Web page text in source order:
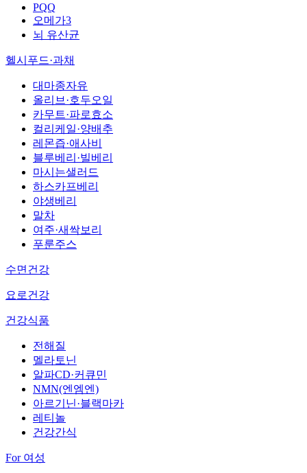
PQQ
오메가3
뇌 유산균
헬시푸드·과채
대마종자유
올리브·호두오일
카무트·파로효소
컬리케일·양배추
레몬즙·애사비
블루베리·빌베리
마시는샐러드
하스카프베리
야생베리
말차
여주·새싹보리
푸룬주스
수면건강
요로건강
건강식품
전해질
멜라토닌
알파CD·커큐민
NMN(엔엠엔)
아르기닌·블랙마카
레티놀
건강간식
For 여성